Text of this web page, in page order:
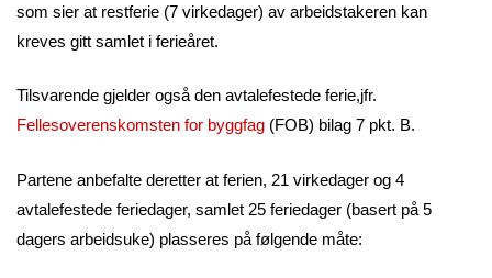
som sier at restferie (7 virkedager) av arbeidstakeren kan
kreves gitt samlet i ferieåret.
Tilsvarende gjelder også den avtalefestede ferie,jfr.
Fellesoverenskomsten for byggfag (FOB) bilag 7 pkt. B.
Partene anbefalte deretter at ferien, 21 virkedager og 4
avtalefestede feriedager, samlet 25 feriedager (basert på 5
dagers arbeidsuke) plasseres på følgende måte: